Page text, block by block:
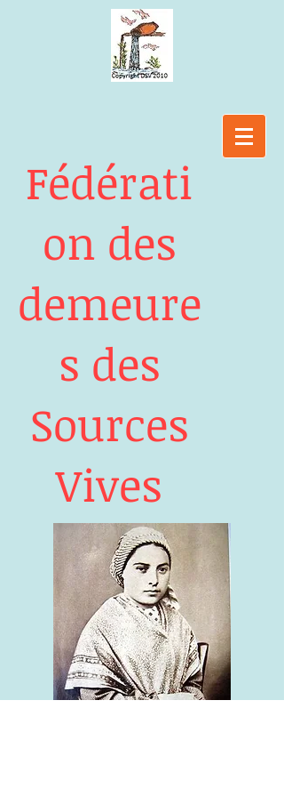
Fédérati
on des
demeure
s des
Sources
Vives